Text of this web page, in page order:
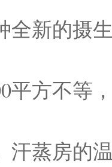
全新的摄
平方不等
汗蒸房的